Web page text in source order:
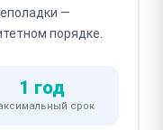
—
порядке.
1 год
срок